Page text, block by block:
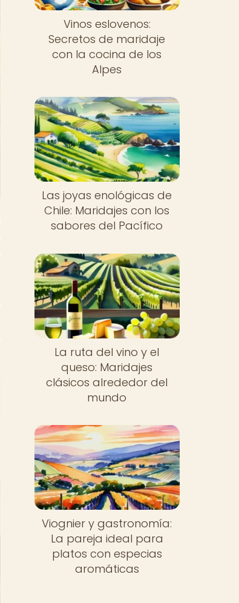
Vinos eslovenos:
Secretos de maridaje
con la cocina de los
Alpes
Las joyas enológicas de
Chile: Maridajes con los
sabores del Pacífico
La ruta del vino y el
queso: Maridajes
clásicos alrededor del
mundo
Viognier y gastronomía:
La pareja ideal para
platos con especias
aromáticas